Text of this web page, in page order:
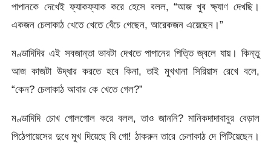
পাপানকে দেখেই ফ্যাকফ্যাক করে হেসে বলল, “আজ খুব ক্ষ্যাণ দেখছি।
একজন চেলাকাঠ খেতে খেতে বেঁচে গেছেন, আরেকজন এয়েছেন।”
মণ্ডাদিদির এই সবজান্তা ভাবটা দেখতে পাপানের পিত্তি জ্বলে যায়। কিন্তু
আজ কাজটা উদ্ধার করতে হবে কিনা, তাই মুখখানা সিরিয়াস রেখে বলে,
“কেন? চেলাকাঠ আবার কে খেতে গেল?”
মণ্ডাদিদি চোখ গোলগোল করে বলল, তাও জাননি? মানিকদাদাবাবুর বেড়াল
পিঠেপায়েসের দুধে মুখ দিয়েছে যি গো! ঠাকরুন তারে চেলাকাঠ দে পিটিয়েছেন।